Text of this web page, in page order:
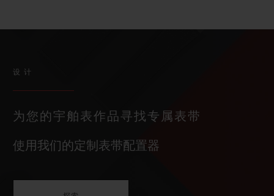
设计
为您的宇舶表作品寻找专属表带
使用我们的定制表带配置器